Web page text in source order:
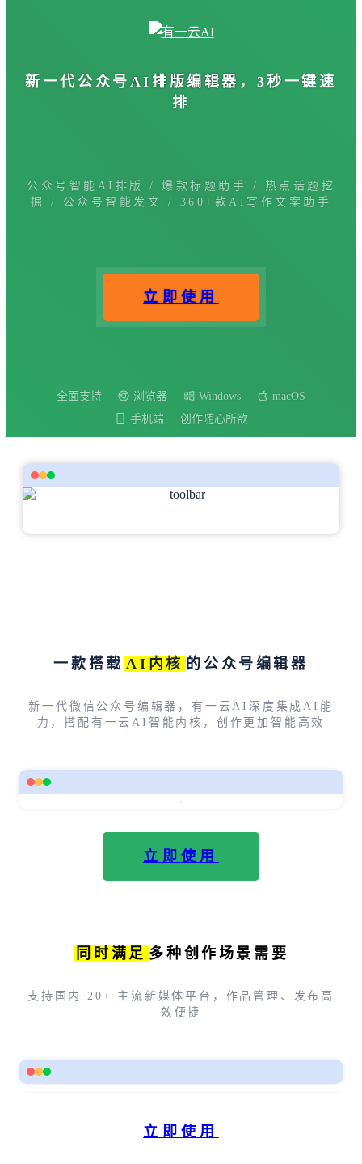
新一代公众号 AI排版编辑器 ，3秒一键速
排
公众号智能AI排版 / 爆款标题助手 / 热点话题挖
掘 / 公众号智能发文 / 360+款AI写作文案助手
立即使用
全面支持 浏览器 Windows
macOS
手机端
创作随心所欲
一款搭载 AI内核 的公众号编辑器
新一代微信公众号编辑器，有一云AI深度集成AI能
力，搭配有一云AI智能内核，创作更加智能高效
立即使用
同时满足 多种创作场景需要
支持国内 20+ 主流新媒体平台，作品管理、发布高
效便捷
立即使用